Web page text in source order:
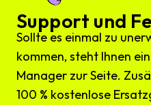
Support und
Sollte es einmal zu
kommen, steht Ihnen
Manager zur Seite.
100 % kostenlose